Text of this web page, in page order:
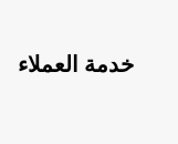
خدمة العملاء